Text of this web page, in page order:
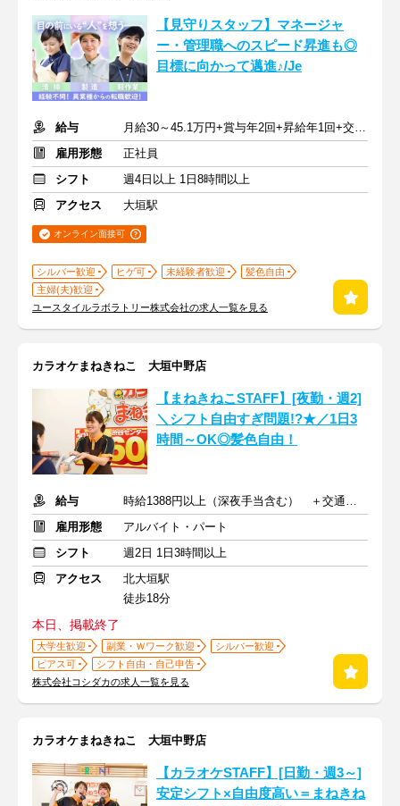
【見守りスタッフ】マネージャ
ー・管理職へのスピード昇進も◎
目標に向かって邁進♪/Je
給与
月給30～45.1万円+賞与年2回+昇給年1回+交通費全額
雇用形態
正社員
シフト
週4日以上 1日8時間以上
アクセス
大垣駅
オンライン面接可
シルバー歓迎 ヒゲ可 未経験者歓迎
髪色自由
主婦(夫)歓迎
ユースタイルラボラトリー株式会社の求人一覧を見る
カラオケまねきねこ 大垣中野店
【まねきねこSTAFF】[夜勤・週2]
＼シフト自由すぎ問題!?★／1日3
時間～OK◎髪色自由！
給与
時給1388円以上（深夜手当含む） ＋交通費支給
雇用形態
アルバイト・パート
シフト
週2日 1日3時間以上
アクセス
北大垣駅
徒歩18分
本日、掲載終了
大学生歓迎 副業・Ｗワーク歓迎
シルバー歓迎
ピアス可
シフト自由・自己申告
株式会社コシダカの求人一覧を見る
カラオケまねきねこ 大垣中野店
【カラオケSTAFF】[日勤・週3～]
安定シフト×自由度高い＝まねきね